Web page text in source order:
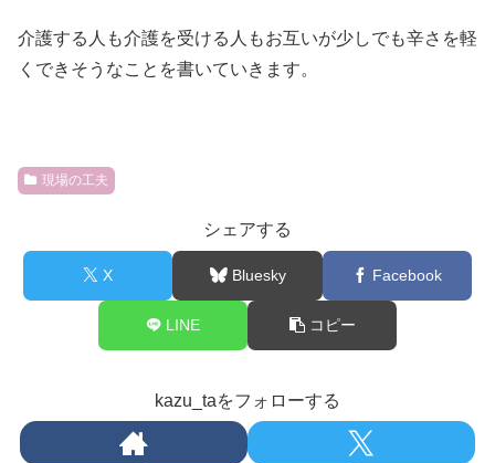
介護する人も介護を受ける人もお互いが少しでも辛さを軽
くできそうなことを書いていきます。
現場の工夫
シェアする
X Bluesky Facebook
LINE コピー
kazu_taをフォローする